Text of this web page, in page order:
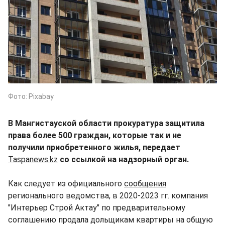
Фото: Pixabay
В Мангистауской области прокуратура защитила
права более 500 граждан, которые так и не
получили приобретенного жилья, передает
Taspanews.kz со ссылкой на надзорный орган.
Как следует из официального сообщения
регионального ведомства, в 2020-2023 гг. компания
"Интерьер Строй Актау" по предварительному
соглашению продала дольщикам квартиры на общую